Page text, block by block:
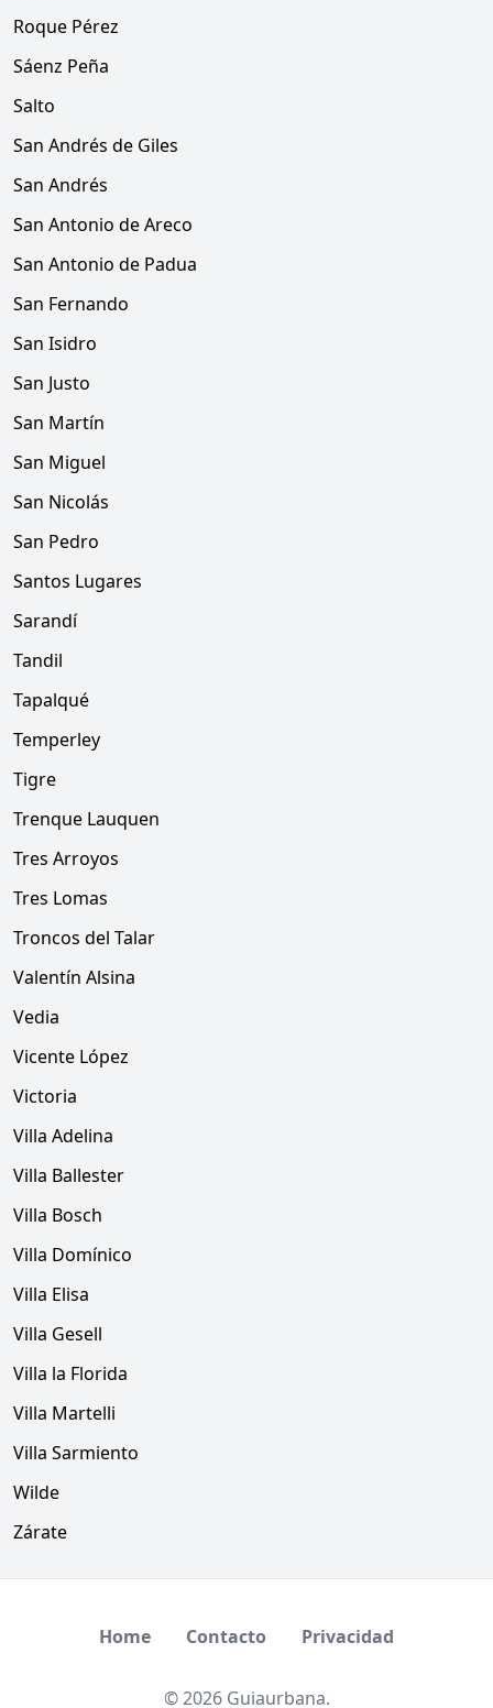
Roque Pérez
Sáenz Peña
Salto
San Andrés de Giles
San Andrés
San Antonio de Areco
San Antonio de Padua
San Fernando
San Isidro
San Justo
San Martín
San Miguel
San Nicolás
San Pedro
Santos Lugares
Sarandí
Tandil
Tapalqué
Temperley
Tigre
Trenque Lauquen
Tres Arroyos
Tres Lomas
Troncos del Talar
Valentín Alsina
Vedia
Vicente López
Victoria
Villa Adelina
Villa Ballester
Villa Bosch
Villa Domínico
Villa Elisa
Villa Gesell
Villa la Florida
Villa Martelli
Villa Sarmiento
Wilde
Zárate
Home Contacto Privacidad
© 2026 Guiaurbana.